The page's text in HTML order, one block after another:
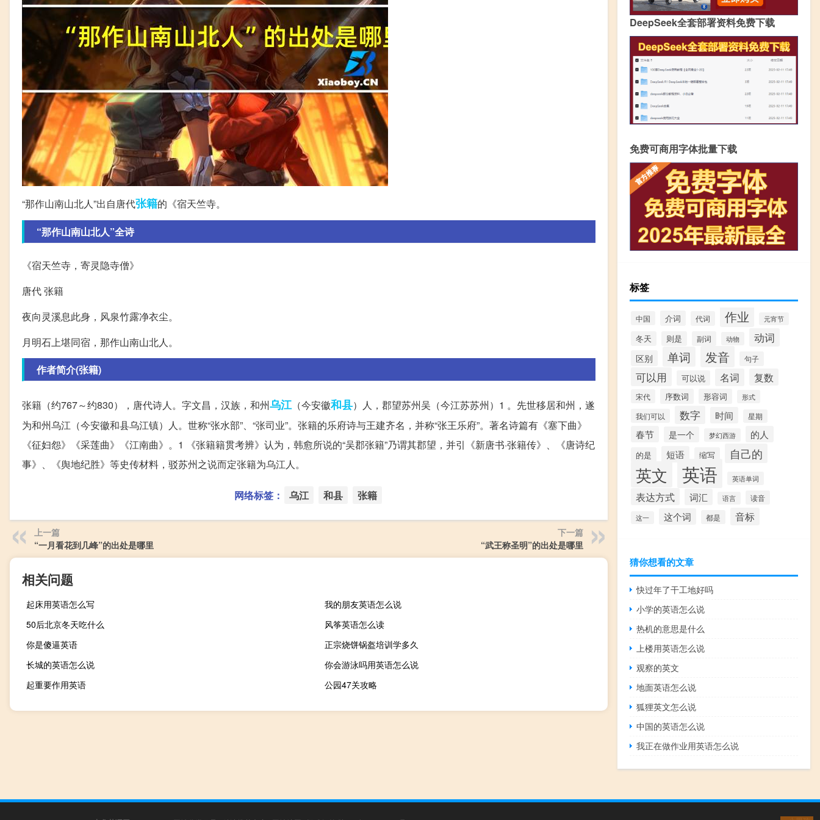
“那作山南山北人”出自唐代张籍的《宿天竺寺。
“那作山南山北人”全诗
《宿天竺寺，寄灵隐寺僧》
唐代 张籍
夜向灵溪息此身，风泉竹露净衣尘。
月明石上堪同宿，那作山南山北人。
作者简介(张籍)
张籍（约767～约830），唐代诗人。字文昌，汉族，和州乌江（今安徽和县）人，郡望苏州吴（今江苏苏州）1 。先世移居和州，遂
为和州乌江（今安徽和县乌江镇）人。世称“张水部”、“张司业”。张籍的乐府诗与王建齐名，并称“张王乐府”。著名诗篇有《塞下曲》
《征妇怨》《采莲曲》《江南曲》。1 《张籍籍贯考辨》认为，韩愈所说的“吴郡张籍”乃谓其郡望，并引《新唐书·张籍传》、《唐诗纪
事》、《舆地纪胜》等史传材料，驳苏州之说而定张籍为乌江人。
网络标签： 乌江 和县 张籍
上一篇
“一月看花到几峰”的出处是哪里
下一篇
“武王称圣明”的出处是哪里
相关问题
起床用英语怎么写
我的朋友英语怎么说
50后北京冬天吃什么
风筝英语怎么读
你是傻逼英语
正宗烧饼锅盔培训学多久
长城的英语怎么说
你会游泳吗用英语怎么说
起重要作用英语
公园47关攻略
DeepSeek全套部署资料免费下载
免费可商用字体批量下载
标签
中国 介词 代词 作业 元宵节
冬天 则是 副词 动物 动词
区别 单词 发音 句子
可以用 可以说 名词 复数
宋代 序数词 形容词 形式
我们可以 数字 时间 星期
春节 是一个 梦幻西游 的人
的是 短语 缩写 自己的
英文 英语 英语单词
表达方式 词汇 语言 读音
这一 这个词 都是 音标
猜你想看的文章
快过年了干工地好吗
小学的英语怎么说
热机的意思是什么
上楼用英语怎么说
观察的英文
地面英语怎么说
狐狸英文怎么说
中国的英语怎么说
我正在做作业用英语怎么说